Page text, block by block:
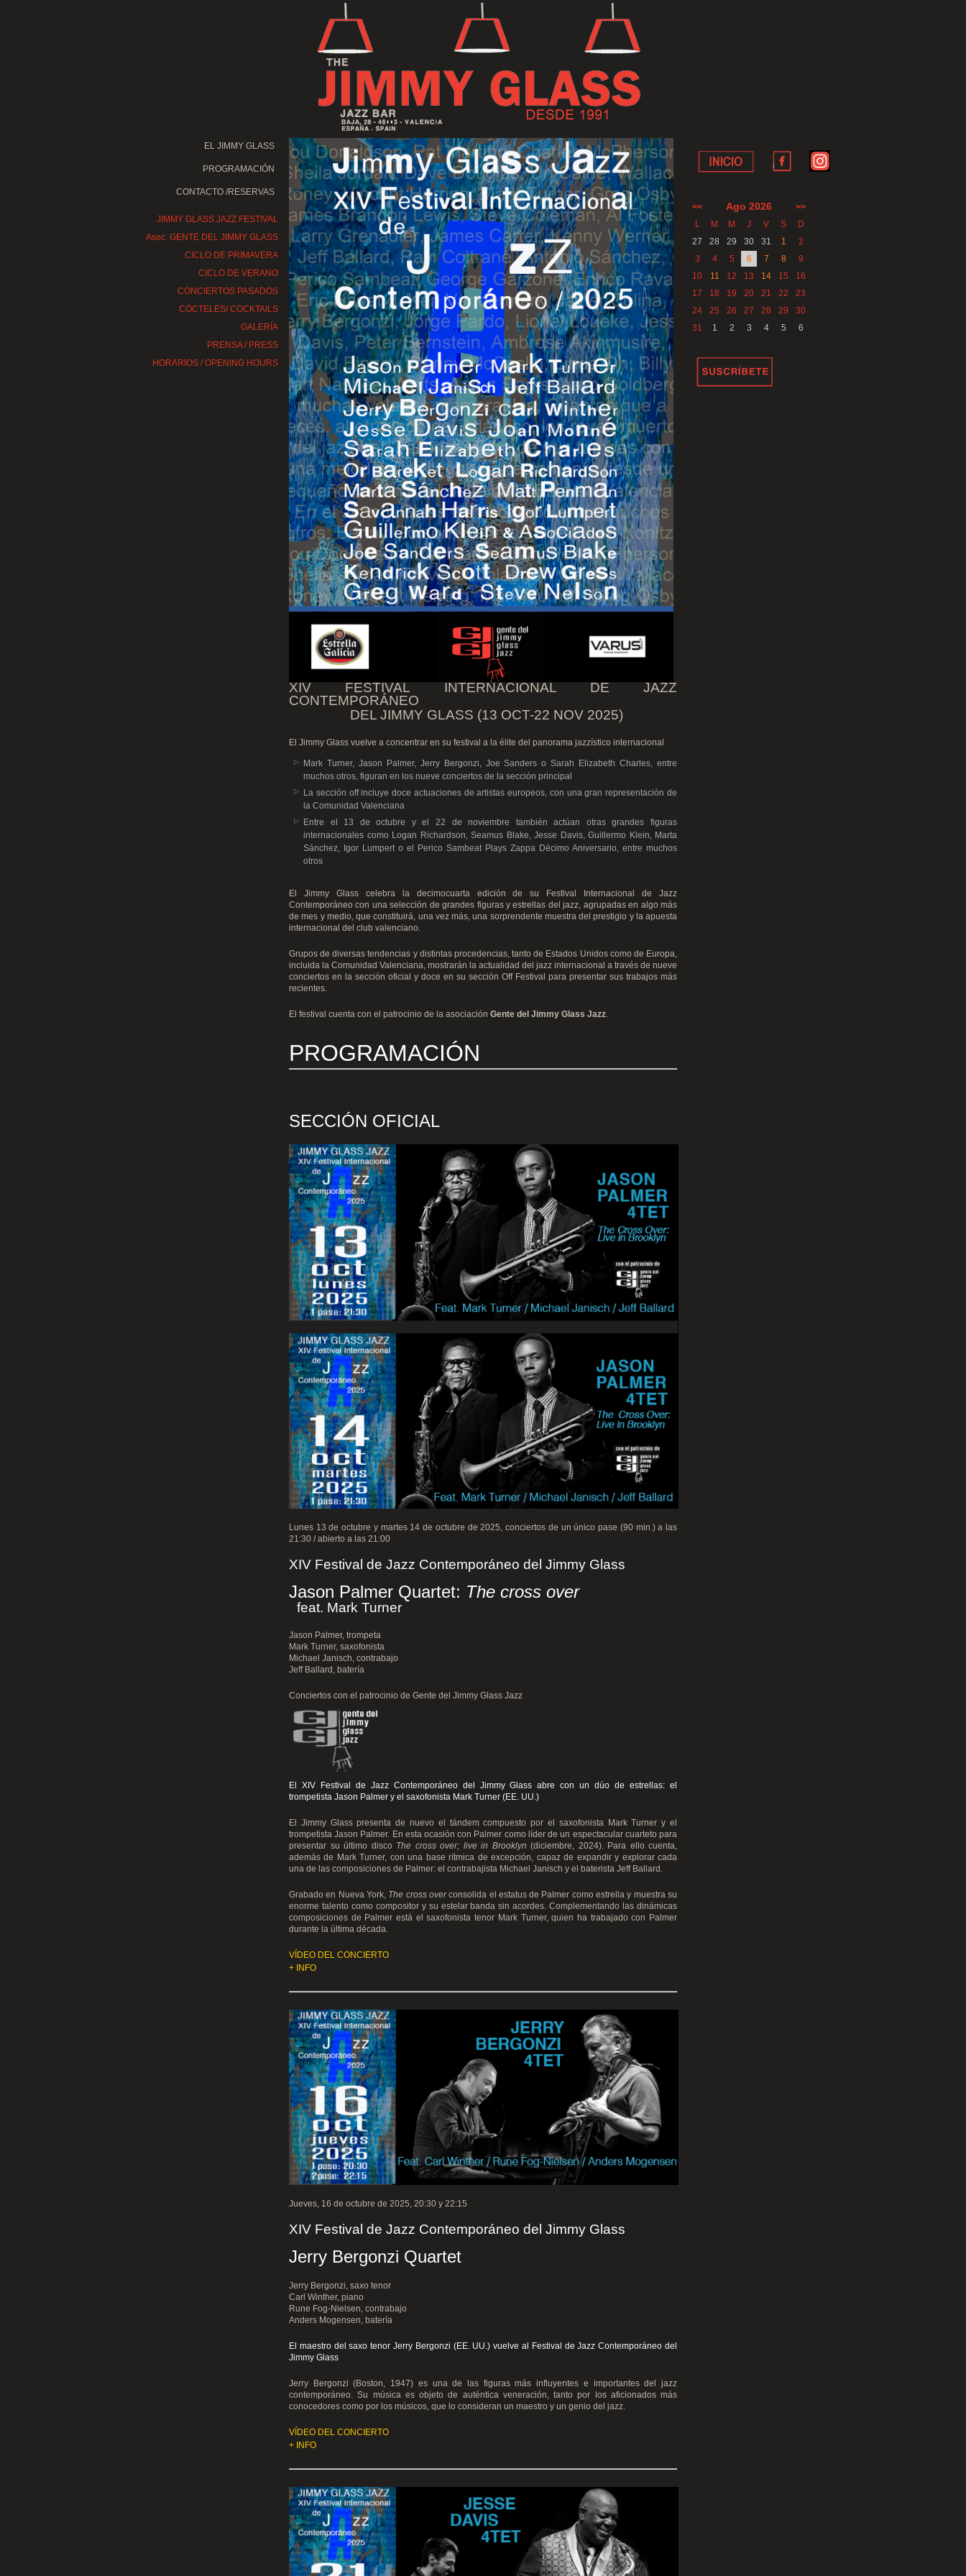
EL JIMMY GLASS
PROGRAMACIÓN
CONTACTO /RESERVAS
JIMMY GLASS JAZZ FESTIVAL
Asoc. GENTE DEL JIMMY GLASS
CICLO DE PRIMAVERA
CICLO DE VERANO
CONCIERTOS PASADOS
CÓCTELES/ COCKTAILS
GALERÍA
PRENSA / PRESS
HORARIOS / OPENING HOURS
XIV FESTIVAL INTERNACIONAL DE JAZZ
CONTEMPORÁNEO
DEL JIMMY GLASS (13 OCT-22 NOV 2025)
El Jimmy Glass vuelve a concentrar en su festival a la élite del panorama jazzístico internacional
Mark Turner, Jason Palmer, Jerry Bergonzi, Joe Sanders o Sarah Elizabeth Charles, entre
muchos otros, figuran en los nueve conciertos de la sección principal
La sección off incluye doce actuaciones de artistas europeos, con una gran representación de
la Comunidad Valenciana
Entre el 13 de octubre y el 22 de noviembre también actúan otras grandes figuras
internacionales como Logan Richardson, Seamus Blake, Jesse Davis, Guillermo Klein, Marta
Sánchez, Igor Lumpert o el Perico Sambeat Plays Zappa Décimo Aniversario, entre muchos
otros
El Jimmy Glass celebra la decimocuarta edición de su Festival Internacional de Jazz
Contemporáneo con una selección de grandes figuras y estrellas del jazz, agrupadas en algo más
de mes y medio, que constituirá, una vez más, una sorprendente muestra del prestigio y la apuesta
internacional del club valenciano.
Grupos de diversas tendencias y distintas procedencias, tanto de Estados Unidos como de Europa,
incluida la Comunidad Valenciana, mostrarán la actualidad del jazz internacional a través de nueve
conciertos en la sección oficial y doce en su sección Off Festival para presentar sus trabajos más
recientes.
El festival cuenta con el patrocinio de la asociación Gente del Jimmy Glass Jazz.
PROGRAMACIÓN
SECCIÓN OFICIAL
Lunes 13 de octubre y martes 14 de octubre de 2025, conciertos de un único pase (90 min.) a las
21:30 / abierto a las 21:00
XIV Festival de Jazz Contemporáneo del Jimmy Glass
Jason Palmer Quartet: The cross over
feat. Mark Turner
Jason Palmer, trompeta
Mark Turner, saxofonista
Michael Janisch, contrabajo
Jeff Ballard, batería
Conciertos con el patrocinio de Gente del Jimmy Glass Jazz
El XIV Festival de Jazz Contemporáneo del Jimmy Glass abre con un dúo de estrellas: el
trompetista Jason Palmer y el saxofonista Mark Turner (EE. UU.)
El Jimmy Glass presenta de nuevo el tándem compuesto por el saxofonista Mark Turner y el
trompetista Jason Palmer. En esta ocasión con Palmer como líder de un espectacular cuarteto para
presentar su último disco The cross over; live in Brooklyn (diciembre, 2024). Para ello cuenta,
además de Mark Turner, con una base rítmica de excepción, capaz de expandir y explorar cada
una de las composiciones de Palmer: el contrabajista Michael Janisch y el baterista Jeff Ballard.
Grabado en Nueva York, The cross overconsolida el estatus de Palmer como estrella y muestra su
enorme talento como compositor y su estelar banda sin acordes. Complementando las dinámicas
composiciones de Palmer está el saxofonista tenor Mark Turner, quien ha trabajado con Palmer
durante la última década.
VÍDEO DEL CONCIERTO
+ INFO
Jueves, 16 de octubre de 2025, 20:30 y 22:15
XIV Festival de Jazz Contemporáneo del Jimmy Glass
Jerry Bergonzi Quartet
Jerry Bergonzi, saxo tenor
Carl Winther, piano
Rune Fog-Nielsen, contrabajo
Anders Mogensen, batería
El maestro del saxo tenor Jerry Bergonzi (EE. UU.) vuelve al Festival de Jazz Contemporáneo del
Jimmy Glass
Jerry Bergonzi (Boston, 1947) es una de las figuras más influyentes e importantes del jazz
contemporáneo. Su música es objeto de auténtica veneración, tanto por los aficionados más
conocedores como por los músicos, que lo consideran un maestro y un genio del jazz.
VÍDEO DEL CONCIERTO
+ INFO
<< Ago 2026
>>
L
M M J V S
D
27
28 29 30 31 1
2
3
4 5 6 7 8
9
10
11 12 13 14 15
16
17
18 19 20 21 22
23
24
25 26 27 28 29
30
31
1 2 3 4 5 6